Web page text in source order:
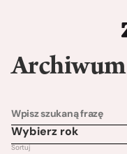
Archiwum
Wybierz rok
Sortuj